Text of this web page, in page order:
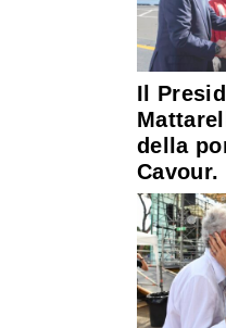
Il
della